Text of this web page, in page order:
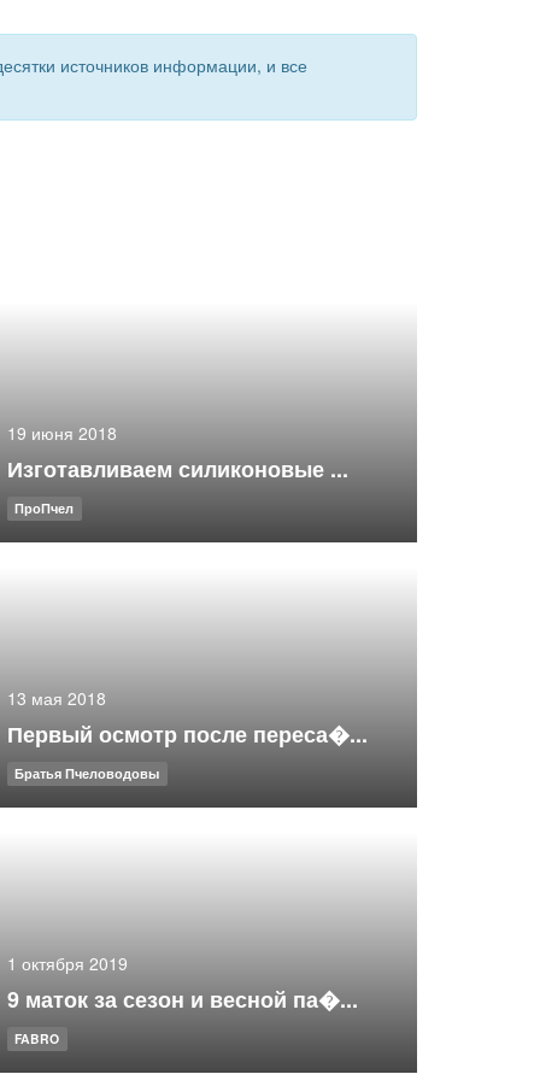
источников информации, и все
19 июня 2018
Изготавливаем силиконовые ...
ПроПчел
13 мая 2018
Первый осмотр после переса�...
Братья Пчеловодовы
1 октября 2019
9 маток за сезон и весной па�...
FABRO